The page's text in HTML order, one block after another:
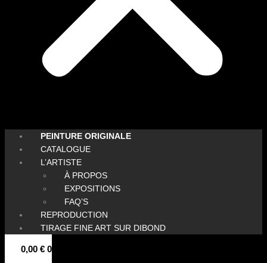
PEINTURE ORIGINALE
CATALOGUE
L’ARTISTE
À PROPOS
EXPOSITIONS
FAQ’S
REPRODUCTION
TIRAGE FINE ART SUR DIBOND
0,00 € 0